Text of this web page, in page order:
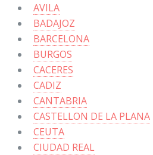
AVILA
BADAJOZ
BARCELONA
BURGOS
CACERES
CADIZ
CANTABRIA
CASTELLON DE LA PLANA
CEUTA
CIUDAD REAL